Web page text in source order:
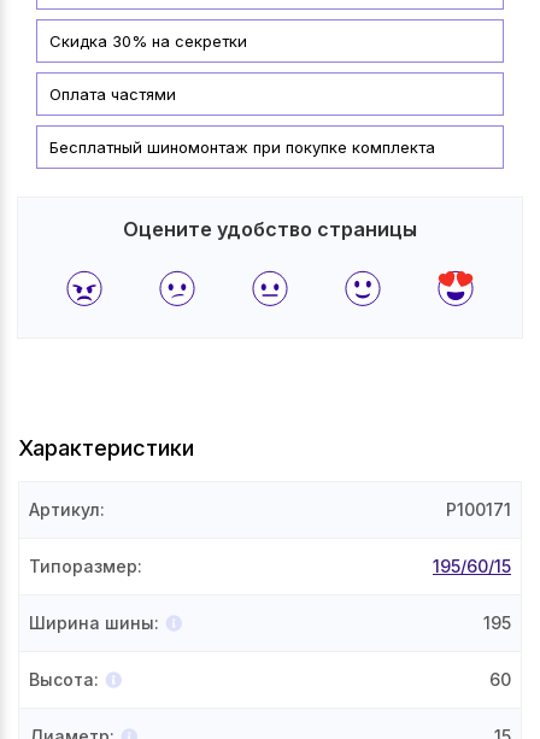
Скидка 30% на секретки
Оплата частями
Бесплатный шиномонтаж при покупке комплекта
Оцените удобство страницы
Характеристики
Артикул: P100171
Типоразмер: 195/60/15
Ширина шины: 195
Высота: 60